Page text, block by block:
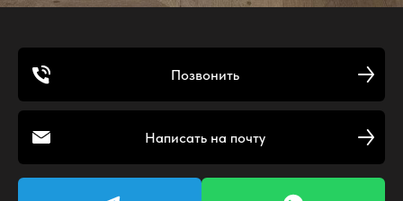
Позвонить
Написать на почту